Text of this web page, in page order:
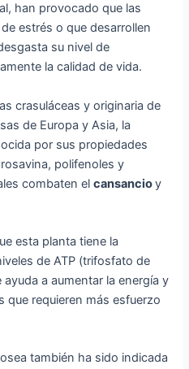
han provocado que las
estrés o que desarrollen
su nivel de
la calidad de vida.
crasuláceas y originaria de
de Europa y Asia, la
por sus propiedades
polifenoles y
combaten elcansancioy
esta planta tiene la
de ATP (trifosfato de
a aumentar la energía y
que requieren más esfuerzo
también ha sido indicada